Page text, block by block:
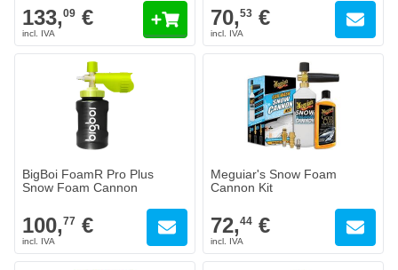
133,09 € 70,53 €
BigBoi FoamR Pro Plus
Snow Foam Cannon
100,77 €
Meguiar's Snow Foam
Cannon Kit
72,44 €